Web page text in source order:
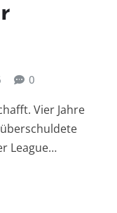
0
Vier Jahre
League…